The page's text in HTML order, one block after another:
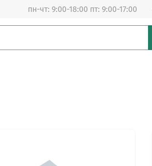
пн-чт: 9:00-18:00 пт: 9:00-17:00